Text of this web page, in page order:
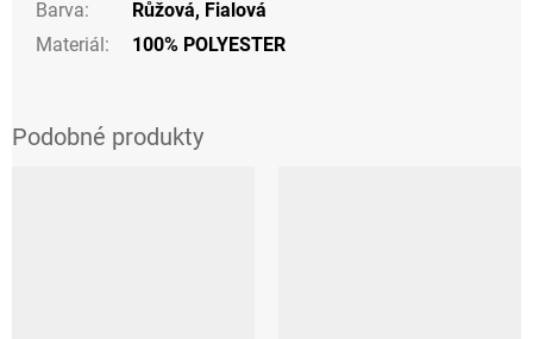
Barva: Růžová, Fialová
Materiál: 100% POLYESTER